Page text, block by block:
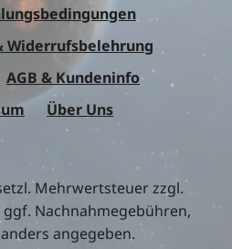
Widerrufsbelehrung
AGB & Kundeninfo
Über Uns
Mehrwertsteuer zzgl.
ggf. Nachnahmegebühren,
angegeben.